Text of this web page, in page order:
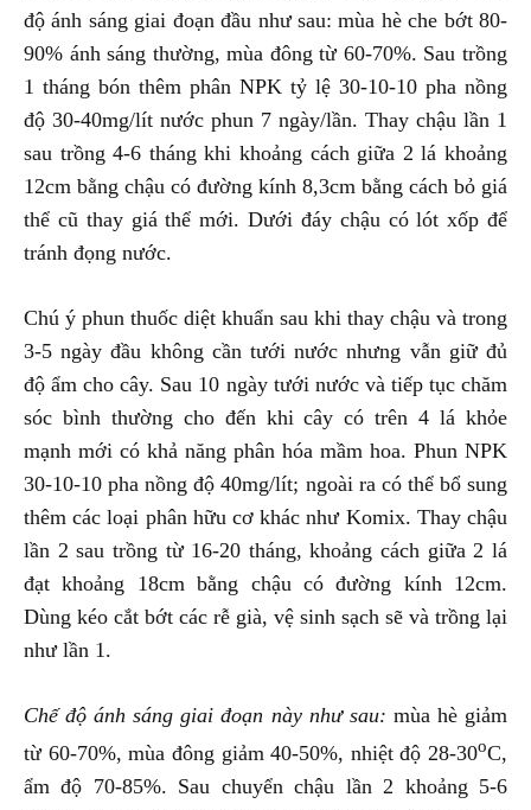
độ ánh sáng giai đoạn đầu như sau: mùa hè che bớt 80-
90% ánh sáng thường, mùa đông từ 60-70%. Sau trồng
1 tháng bón thêm phân NPK tỷ lệ 30-10-10 pha nồng
độ 30-40mg/lít nước phun 7 ngày/lần. Thay chậu lần 1
sau trồng 4-6 tháng khi khoảng cách giữa 2 lá khoảng
12cm bằng chậu có đường kính 8,3cm bằng cách bỏ giá
thể cũ thay giá thể mới. Dưới đáy chậu có lót xốp để
tránh đọng nước.
Chú ý phun thuốc diệt khuẩn sau khi thay chậu và trong
3-5 ngày đầu không cần tưới nước nhưng vẫn giữ đủ
độ ẩm cho cây. Sau 10 ngày tưới nước và tiếp tục chăm
sóc bình thường cho đến khi cây có trên 4 lá khỏe
mạnh mới có khả năng phân hóa mầm hoa. Phun NPK
30-10-10 pha nồng độ 40mg/lít; ngoài ra có thể bổ sung
thêm các loại phân hữu cơ khác như Komix. Thay chậu
lần 2 sau trồng từ 16-20 tháng, khoảng cách giữa 2 lá
đạt khoảng 18cm bằng chậu có đường kính 12cm.
Dùng kéo cắt bớt các rễ già, vệ sinh sạch sẽ và trồng lại
như lần 1.
Chế độ ánh sáng giai đoạn này như sau: mùa hè giảm
từ 60-70%, mùa đông giảm 40-50%, nhiệt độ 28-30oC,
ẩm độ 70-85%. Sau chuyển chậu lần 2 khoảng 5-6